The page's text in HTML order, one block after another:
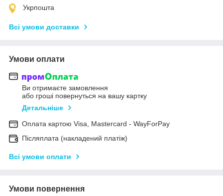
Укрпошта
Всі умови доставки
Умови оплати
Ви отримаєте замовлення
або гроші повернуться на вашу картку
Детальніше
Оплата картою Visa, Mastercard - WayForPay
Післяплата (накладений платіж)
Всі умови оплати
Умови повернення